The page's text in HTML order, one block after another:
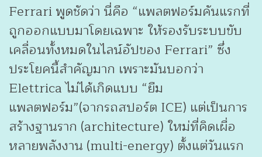
Ferrari พูดชัดว่า นี่คือ “แพลตฟอร์มคันแรกที่
ถูกออกแบบมาโดยเฉพาะ ให้รองรับระบบขับ
เคลื่อนทั้งหมดในไลน์อัปของ Ferrari” ซึ่ง
ประโยคนี้สำคัญมาก เพราะมันบอกว่า
Elettrica ไม่ได้เกิดแบบ “ยืม
แพลตฟอร์ม”(จากรถสปอร์ต ICE) แต่เป็นการ
สร้างฐานราก (architecture) ใหม่ที่คิดเผื่อ
หลายพลังงาน (multi-energy) ตั้งแต่วันแรก